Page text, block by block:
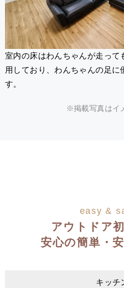
室内の床はわんちゃんが走って
用しており、わんちゃんの足に
す。
※掲載写真はイ
easy &
アウトドア
安心の簡単・
キッチ